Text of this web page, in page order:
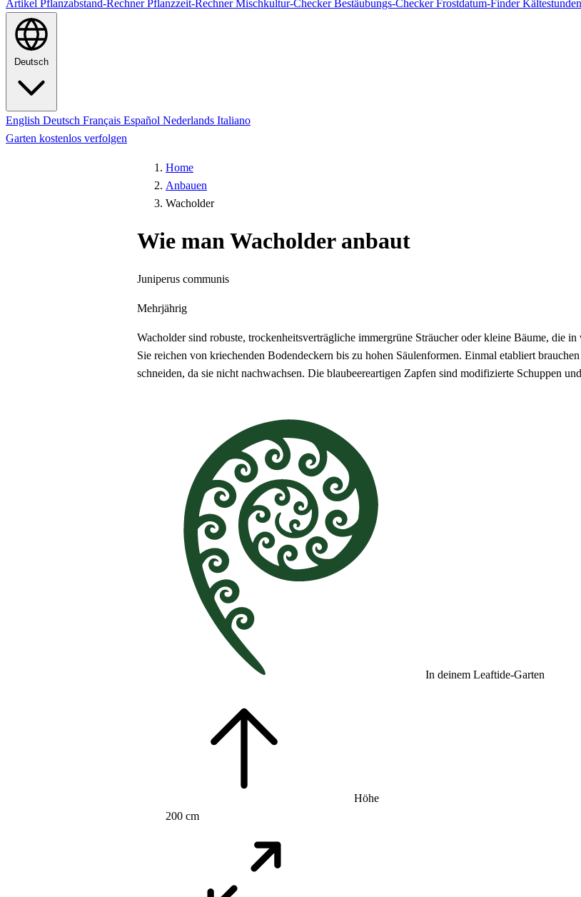
Artikel Pflanzabstand-RechnerPflanzzeit-RechnerMischkultur-CheckerBestäubungs-CheckerFrostdatum-Finder
Deutsch
English Deutsch Français Español Nederlands Italiano
Garten kostenlos verfolgen
Home
Anbauen
Wacholder
Wie man Wacholder anbaut
Juniperus communis
Mehrjährig
Wacholder sind robuste, trockenheitsverträgliche immergrüne Sträucher oder kleine Bäume, die
Sie reichen von kriechenden Bodendeckern bis zu hohen Säulenformen. Einmal etabliert
schneiden, da sie nicht nachwachsen. Die blaubeereartigen Zapfen sind modifizierte Schuppen
In deinem Leaftide-Garten
Höhe
200 cm